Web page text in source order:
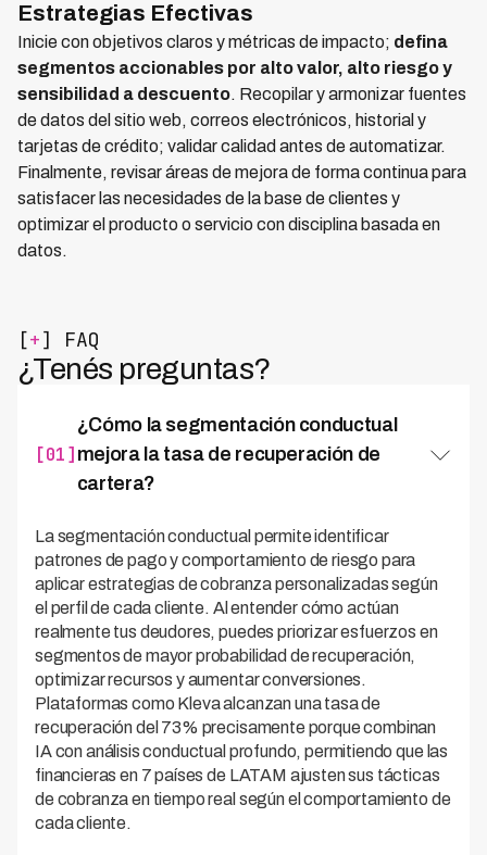
Estrategias Efectivas
Inicie con objetivos claros y métricas de impacto; defina
segmentos accionables por alto valor, alto riesgo y
sensibilidad a descuento. Recopilar y armonizar fuentes
de datos del sitio web, correos electrónicos, historial y
tarjetas de crédito; validar calidad antes de automatizar.
Finalmente, revisar áreas de mejora de forma continua para
satisfacer las necesidades de la base de clientes y
optimizar el producto o servicio con disciplina basada en
datos.
[+] FAQ
¿Tenés preguntas?
[01]
¿Cómo la segmentación conductual
mejora la tasa de recuperación de
cartera?
La segmentación conductual permite identificar
patrones de pago y comportamiento de riesgo para
aplicar estrategias de cobranza personalizadas según
el perfil de cada cliente. Al entender cómo actúan
realmente tus deudores, puedes priorizar esfuerzos en
segmentos de mayor probabilidad de recuperación,
optimizar recursos y aumentar conversiones.
Plataformas como Kleva alcanzan una tasa de
recuperación del 73% precisamente porque combinan
IA con análisis conductual profundo, permitiendo que las
financieras en 7 países de LATAM ajusten sus tácticas
de cobranza en tiempo real según el comportamiento de
cada cliente.